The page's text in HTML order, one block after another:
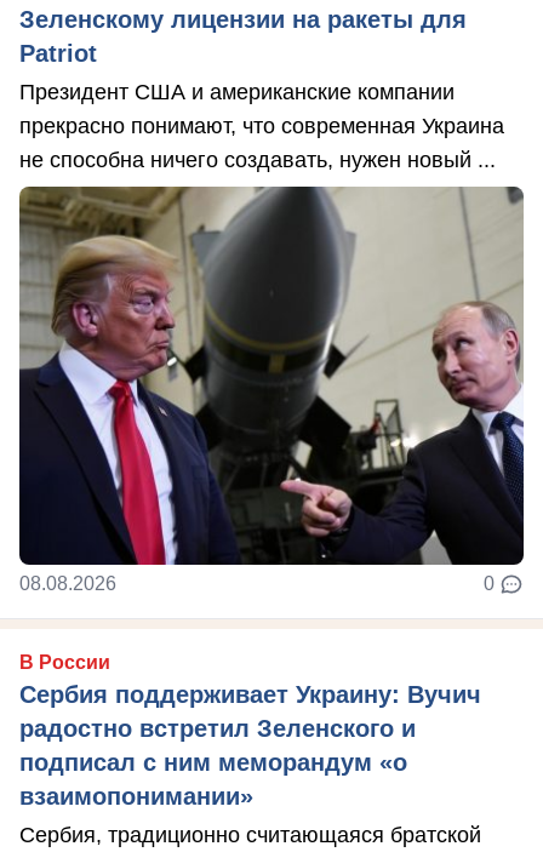
Зеленскому лицензии на ракеты для
Patriot
Президент США и американские компании
прекрасно понимают, что современная Украина
не способна ничего создавать, нужен новый ...
08.08.2026 0
В России
Сербия поддерживает Украину: Вучич
радостно встретил Зеленского и
подписал с ним меморандум «о
взаимопонимании»
Сербия, традиционно считающаяся братской